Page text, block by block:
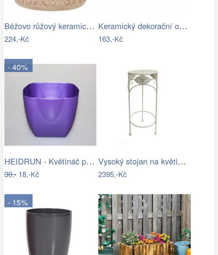
Béžovo růžový keramický květináč se…
224,-Kč
Keramický dekorační obal na květináč s…
163,-Kč
- 40%
HEIDRUN - Květináč plast 13x13cm různé…
30,-18,-Kč
Vysoký stojan na květiny provence - SD
2395,-Kč
- 15%